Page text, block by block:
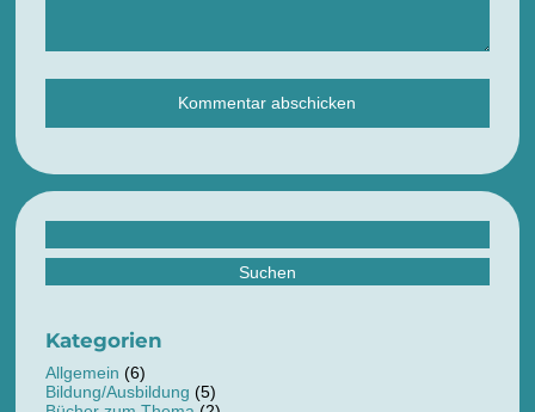
nach:
Kategorien
Allgemein (6)
Bildung/Ausbildung (5)